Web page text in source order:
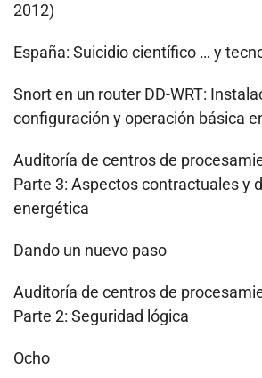
2012)
España: Suicidio científico … y
Snort en un router DD-WRT:
configuración y operación básica
Auditoría de centros de
Parte 3: Aspectos contractuales y
energética
Dando un nuevo paso
Auditoría de centros de
Parte 2: Seguridad lógica
Ocho